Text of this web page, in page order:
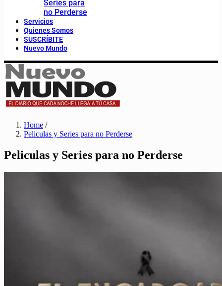
Series para
no Perderse
Servicios
Quienes Somos
SUSCRÍBITE
Nuevo Mundo
Home /
Peliculas y Series para no Perderse
Peliculas y Series para no Perderse